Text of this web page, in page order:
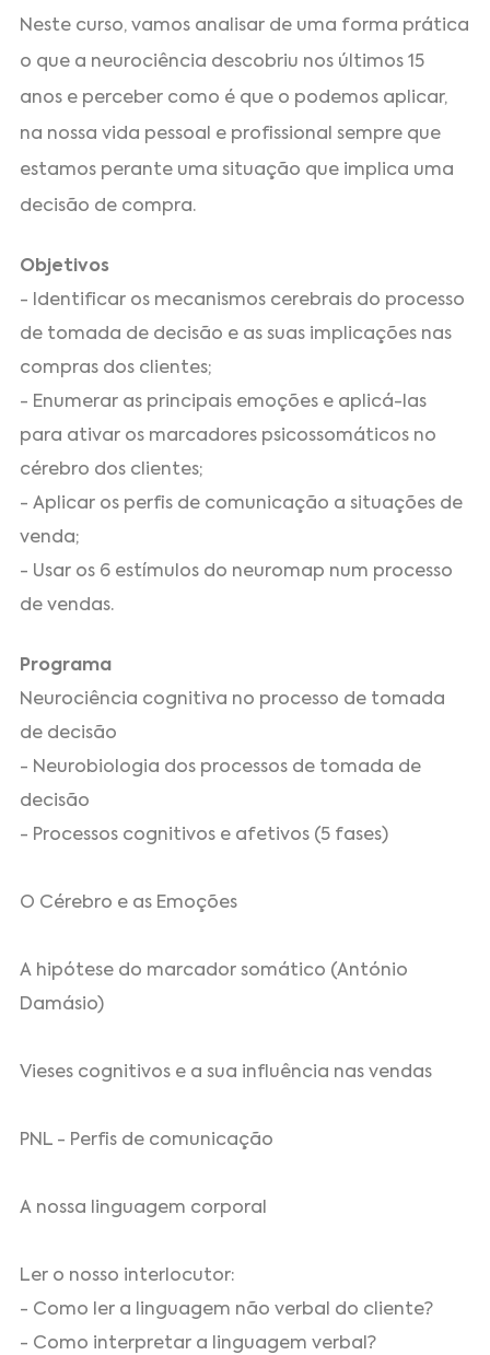
Neste curso, vamos analisar de uma forma prática
o que a neurociência descobriu nos últimos 15
anos e perceber como é que o podemos aplicar,
na nossa vida pessoal e profissional sempre que
estamos perante uma situação que implica uma
decisão de compra.
Objetivos
- Identificar os mecanismos cerebrais do processo
de tomada de decisão e as suas implicações nas
compras dos clientes;
- Enumerar as principais emoções e aplicá-las
para ativar os marcadores psicossomáticos no
cérebro dos clientes;
- Aplicar os perfis de comunicação a situações de
venda;
- Usar os 6 estímulos do neuromap num processo
de vendas.
Programa
Neurociência cognitiva no processo de tomada
de decisão
- Neurobiologia dos processos de tomada de
decisão
- Processos cognitivos e afetivos (5 fases)
O Cérebro e as Emoções
A hipótese do marcador somático (António
Damásio)
Vieses cognitivos e a sua influência nas vendas
PNL - Perfis de comunicação
A nossa linguagem corporal
Ler o nosso interlocutor:
- Como ler a linguagem não verbal do cliente?
- Como interpretar a linguagem verbal?